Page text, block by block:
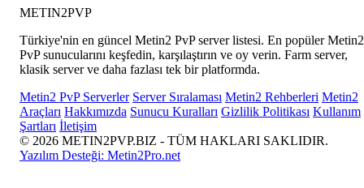
METIN2PVP
Türkiye'nin en güncel Metin2 PvP server listesi. En popüler Metin2
PvP sunucularını keşfedin, karşılaştırın ve oy verin. Farm server,
klasik server ve daha fazlası tek bir platformda.
Metin2 PvP Serverler Server Sıralaması Metin2 Rehberleri Metin2
Araçları Hakkımızda Sunucu Kuralları Gizlilik Politikası Kullanım
Şartları İletişim
© 2026 METIN2PVP.BIZ - TÜM HAKLARI SAKLIDIR.
Yazılım Desteği: Metin2Pro.net